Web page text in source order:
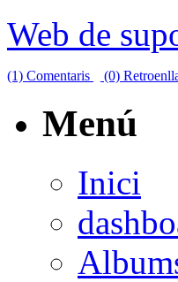
Web de
(1) Comentaris (0)
Menú
Inici